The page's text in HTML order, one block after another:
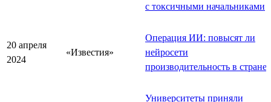
с токсичными начальниками
20 апреля
2024
«Известия»
Операция ИИ: повысят ли
нейросети
производительность в стране
Университеты приняли